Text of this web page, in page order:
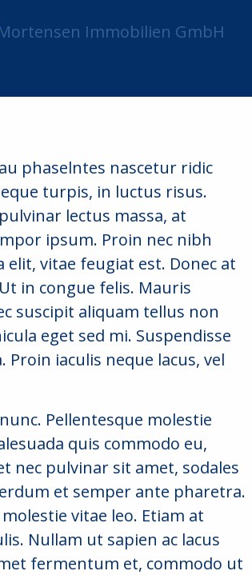
phaselntes nascetur ridic
turpis, in luctus risus.
lectus massa, at
ipsum. Proin nec nibh
elit, vitae feugiat est. Donec at
in congue felis. Mauris
suscipit aliquam tellus non
eget sed mi. Suspendisse
iaculis neque lacus, vel
Pellentesque molestie
quis commodo eu,
nec pulvinar sit amet, sodales
et semper ante pharetra.
vitae leo. Etiam at
Nullam ut sapien ac lacus
fermentum et, commodo ut